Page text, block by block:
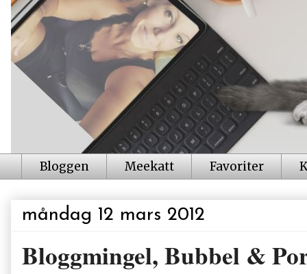
Bloggen Meekatt Favoriter
måndag 12 mars 2012
Bloggmingel, Bubbel &